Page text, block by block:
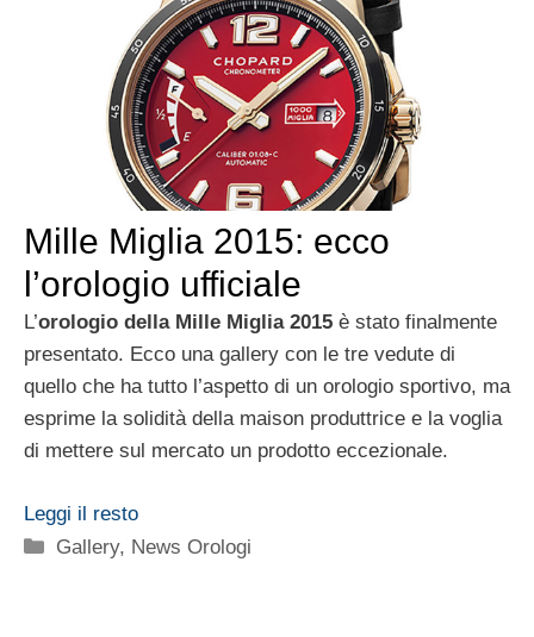
Mille Miglia 2015: ecco
l’orologio ufficiale
L’orologio della Mille Miglia 2015 è stato finalmente
presentato. Ecco una gallery con le tre vedute di
quello che ha tutto l’aspetto di un orologio sportivo, ma
esprime la solidità della maison produttrice e la voglia
di mettere sul mercato un prodotto eccezionale.
Leggi il resto
Categorie
Gallery, News Orologi